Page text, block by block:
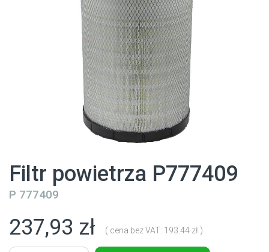
Filtr powietrza P777409
P 777409
237,93 zł ( cena bez VAT: 193.44 zł )